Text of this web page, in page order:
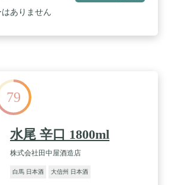
ありません
79
水尾 辛口 1800ml
株式会社田中屋酒造店
白馬 日本酒 大信州 日本酒